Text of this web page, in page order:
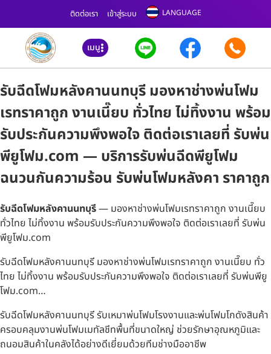
ติดต่อเรา เข้าสู่ระบบ LANGUAGE
เมนู
รับฉีดโฟมหลังคานนทบุรี มองหาช่างพ่นโฟม
เรทราคาถูก งานเนี๊ยบ ทั่วไทย ไม่ทิ้งงาน พร้อม
รับประกันความพึงพอใจ ติดต่อเราเลยที่ รับพ่น
พียูโฟม.com — บริการรับพ่นฉีดพียูโฟม
ฉนวนกันความร้อน รับพ่นโฟมหลังคา ราคาถูก
รับฉีดโฟมหลังคานนทบุรี— มองหาช่างพ่นโฟมเรทราคาถูก งานเนี๊ยบ
ทั่วไทย ไม่ทิ้งงาน พร้อมรับประกันความพึงพอใจ ติดต่อเราเลยที่ รับพ่น
พียูโฟม.com
รับฉีดโฟมหลังคานนทบุรี มองหาช่างพ่นโฟมเรทราคาถูก งานเนี๊ยบ ทั่ว
ไทย ไม่ทิ้งงาน พร้อมรับประกันความพึงพอใจ ติดต่อเราเลยที่ รับพ่นพียู
โฟม.com…
รับฉีดโฟมหลังคานนทบุรี รับเหมาพ่นโฟมโรงงานและพ่นโฟมโกดังสินค้า
ครอบคลุมงานพ่นโฟมเมทัลชีทพื้นที่ขนาดใหญ่ ช่วยรักษาอุณหภูมิและ
ถนอมสินค้าในคลังได้อย่างดีเยี่ยมด้วยทีมช่างมืออาชีพ